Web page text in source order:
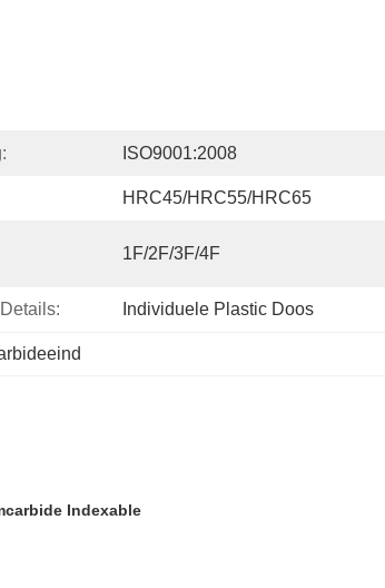
ISO9001:2008
HRC45/HRC55/HRC65
1F/2F/3F/4F
Individuele Plastic Doos
Indexable